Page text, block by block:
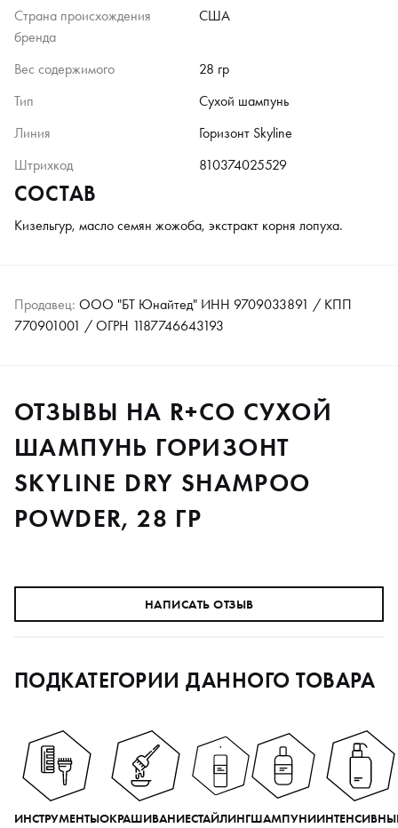
Страна происхождения
бренда
США
Вес содержимого
28 гр
Тип
Сухой шампунь
Линия
Горизонт Skyline
Штрихкод
810374025529
СОСТАВ
Кизельгур, масло семян жожоба, экстракт корня лопуха.
Продавец: ООО "БТ Юнайтед" ИНН 9709033891 / КПП
770901001 / ОГРН 1187746643193
ОТЗЫВЫ НА R+CO СУХОЙ
ШАМПУНЬ ГОРИЗОНТ
SKYLINE DRY SHAMPOO
POWDER, 28 ГР
НАПИСАТЬ ОТЗЫВ
ПОДКАТЕГОРИИ ДАННОГО ТОВАРА
ИНСТРУМЕНТЫОКРАШИВАНИЕСТАЙЛИНГШАМПУНИ